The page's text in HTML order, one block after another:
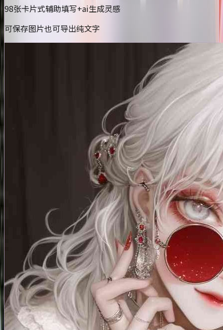
98张卡片式辅助填写+ai生成灵感
可保存图片也可导出纯文字